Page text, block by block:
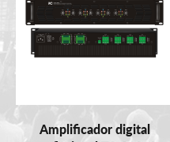
Amplificador digital